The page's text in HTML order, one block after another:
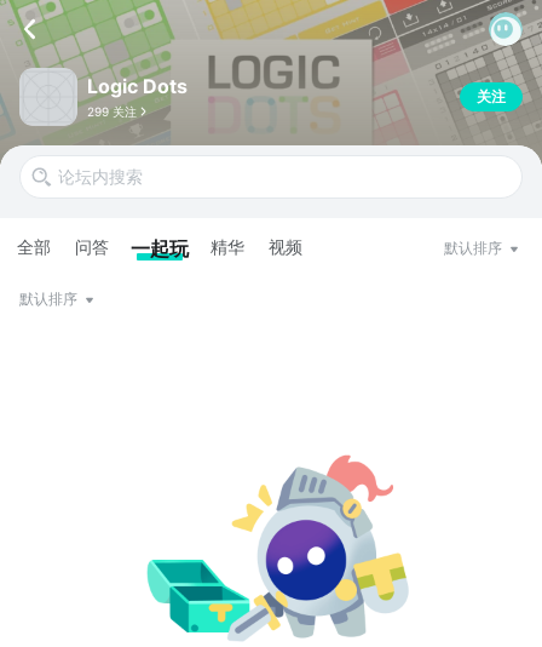
Logic Dots
299 关注
关注
全部 问答 一起玩 精华 视频 默认排序
默认排序